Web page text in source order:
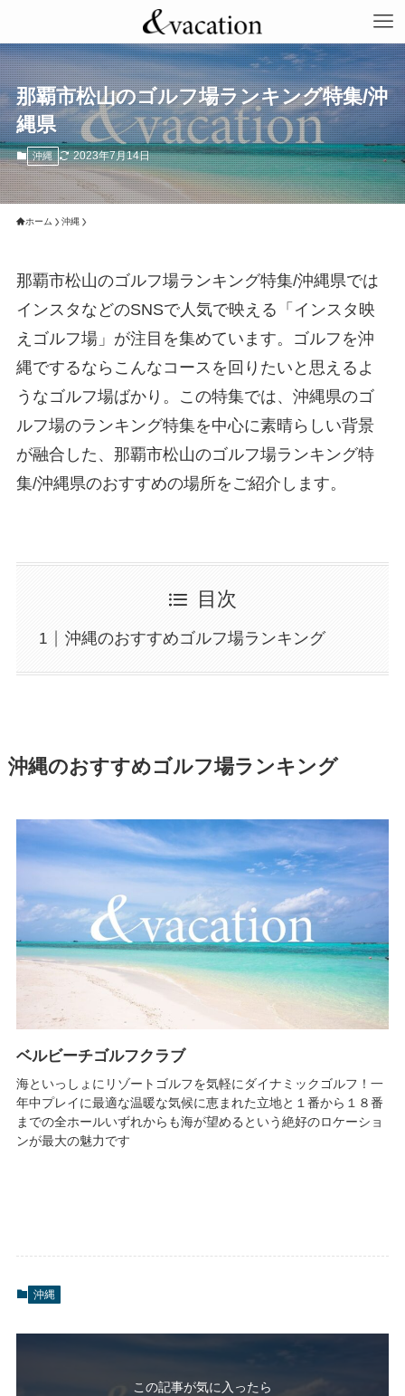
那覇市松山のゴルフ場ランキング特集/沖
縄県
沖縄 2023年7月14日
ホーム 沖縄
那覇市松山のゴルフ場ランキング特集/沖縄県では
インスタなどのSNSで人気で映える「インスタ映
えゴルフ場」が注目を集めています。ゴルフを沖
縄でするならこんなコースを回りたいと思えるよ
うなゴルフ場ばかり。この特集では、沖縄県のゴ
ルフ場のランキング特集を中心に素晴らしい背景
が融合した、那覇市松山のゴルフ場ランキング特
集/沖縄県のおすすめの場所をご紹介します。
目次
沖縄のおすすめゴルフ場ランキング
沖縄のおすすめゴルフ場ランキング
ベルビーチゴルフクラブ
海といっしょにリゾートゴルフを気軽にダイナミックゴルフ！一
年中プレイに最適な温暖な気候に恵まれた立地と１番から１８番
までの全ホールいずれからも海が望めるという絶好のロケーショ
ンが最大の魅力です
沖縄
この記事が気に入ったら